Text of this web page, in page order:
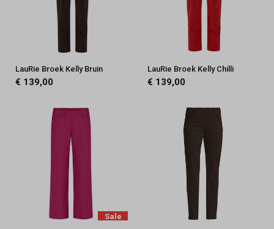
LauRie Broek Kelly Bruin
€ 139,00
LauRie Broek Kelly Chilli
€ 139,00
Sale